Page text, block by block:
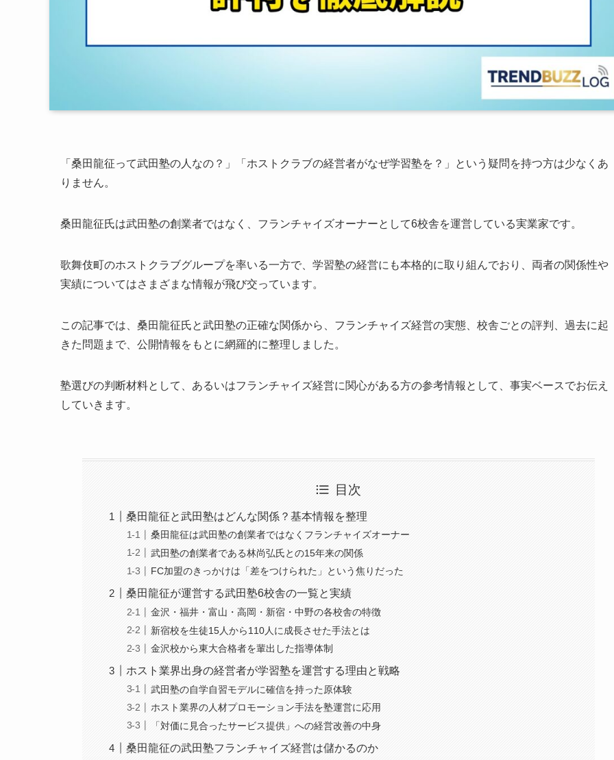
「桑田龍征って武田塾の人なの？」「ホストクラブの経営者がなぜ学習塾を？」という疑問を持つ方は少なくあ
りません。
桑田龍征氏は武田塾の創業者ではなく、フランチャイズオーナーとして6校舎を運営している実業家です。
歌舞伎町のホストクラブグループを率いる一方で、学習塾の経営にも本格的に取り組んでおり、両者の関係性や
実績についてはさまざまな情報が飛び交っています。
この記事では、桑田龍征氏と武田塾の正確な関係から、フランチャイズ経営の実態、校舎ごとの評判、過去に起
きた問題まで、公開情報をもとに網羅的に整理しました。
塾選びの判断材料として、あるいはフランチャイズ経営に関心がある方の参考情報として、事実ベースでお伝え
していきます。
目次
桑田龍征と武田塾はどんな関係？基本情報を整理
桑田龍征は武田塾の創業者ではなくフランチャイズオーナー
武田塾の創業者である林尚弘氏との15年来の関係
FC加盟のきっかけは「差をつけられた」という焦りだった
桑田龍征が運営する武田塾6校舎の一覧と実績
金沢・福井・富山・高岡・新宿・中野の各校舎の特徴
新宿校を生徒15人から110人に成長させた手法とは
金沢校から東大合格者を輩出した指導体制
ホスト業界出身の経営者が学習塾を運営する理由と戦略
武田塾の自学自習モデルに確信を持った原体験
ホスト業界の人材プロモーション手法を塾運営に応用
「対価に見合ったサービス提供」への経営改善の中身
桑田龍征の武田塾フランチャイズ経営は儲かるのか